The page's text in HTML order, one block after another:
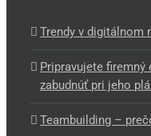
Trendy v digitálnom
Pripravujete
zabudnúť pri jeho
Teambuilding –